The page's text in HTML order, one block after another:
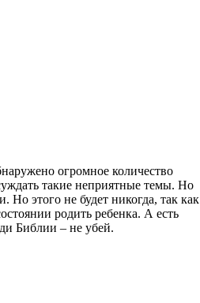
огромное количество
такие неприятные темы. Но
Но этого не будет никогда, так как
родить ребенка. А есть
Библии – не убей.